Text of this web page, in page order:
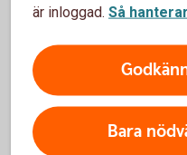
TGL
ekonomiskt skydd till
är inloggad. Så
Bara